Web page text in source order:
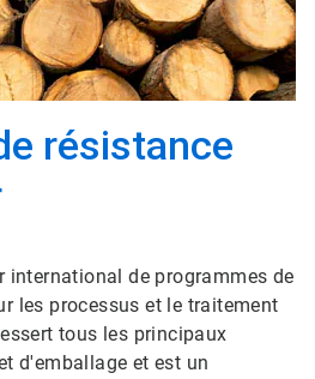
résistance
international de programmes de
les processus et le traitement
tous les principaux
d'emballage et est un